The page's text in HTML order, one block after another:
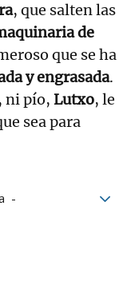
, que salten las
de
que se ha
y engrasada.
, ni pío, Lutxo, le
sea para